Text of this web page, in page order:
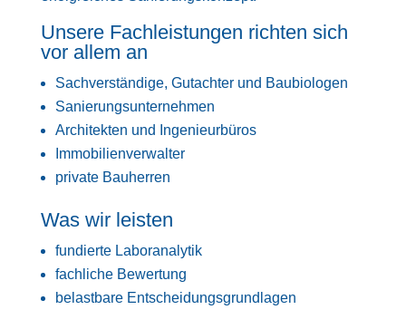
Unsere Fachleistungen richten sich
vor allem an
Sachverständige, Gutachter und Baubiologen
Sanierungsunternehmen
Architekten und Ingenieurbüros
Immobilienverwalter
private Bauherren
Was wir leisten
fundierte Laboranalytik
fachliche Bewertung
belastbare Entscheidungsgrundlagen